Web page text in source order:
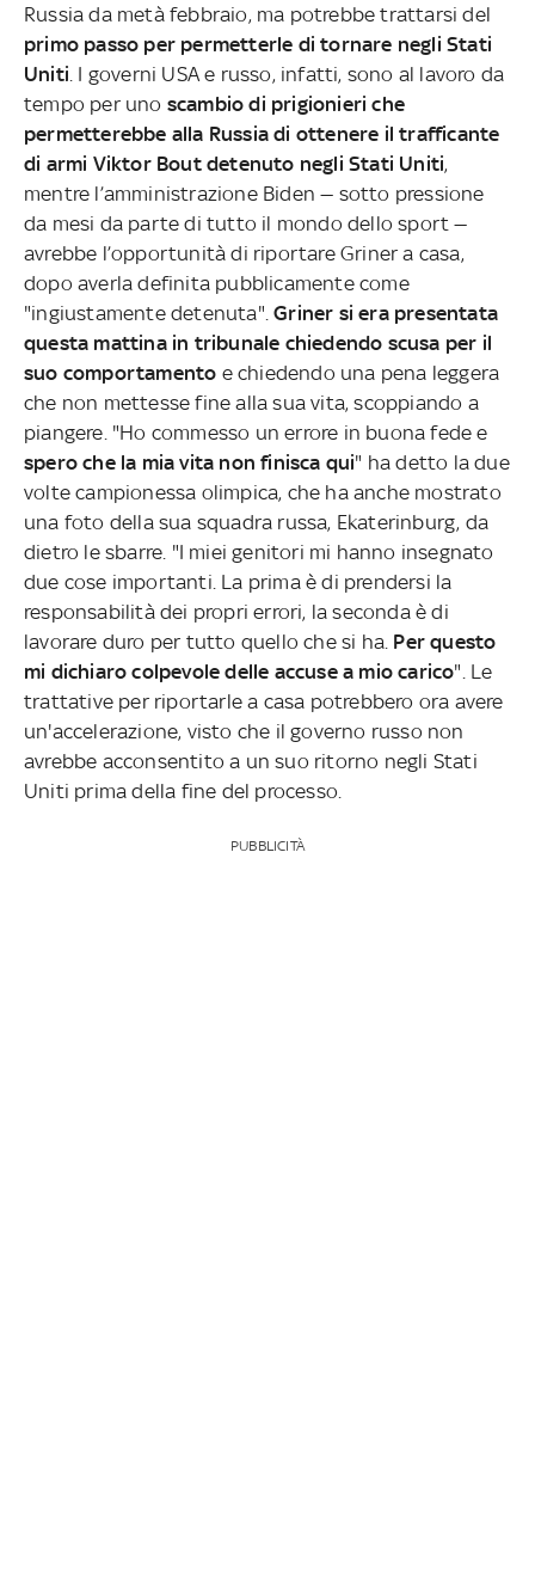
Russia da metà febbraio, ma potrebbe trattarsi del
primo passo per permetterle di tornare negli Stati
Uniti . I governi USA e russo, infatti, sono al lavoro da
tempo per uno scambio di prigionieri che
permetterebbe alla Russia di ottenere il trafficante
di armi Viktor Bout detenuto negli Stati Uniti,
mentre l’amministrazione Biden — sotto pressione
da mesi da parte di tutto il mondo dello sport —
avrebbe l’opportunità di riportare Griner a casa,
dopo averla definita pubblicamente come
"ingiustamente detenuta".Griner si era presentata
questa mattina in tribunale chiedendo scusa per il
suo comportamento e chiedendo una pena leggera
che non mettesse fine alla sua vita, scoppiando a
piangere. "Ho commesso un errore in buona fede e
spero che la mia vita non finisca qui" ha detto la due
volte campionessa olimpica, che ha anche mostrato
una foto della sua squadra russa, Ekaterinburg, da
dietro le sbarre. "I miei genitori mi hanno insegnato
due cose importanti. La prima è di prendersi la
responsabilità dei propri errori, la seconda è di
lavorare duro per tutto quello che si ha. Per questo
mi dichiaro colpevole delle accuse a mio carico". Le
trattative per riportarle a casa potrebbero ora avere
un'accelerazione, visto che il governo russo non
avrebbe acconsentito a un suo ritorno negli Stati
Uniti prima della fine del processo.
PUBBLICITÀ